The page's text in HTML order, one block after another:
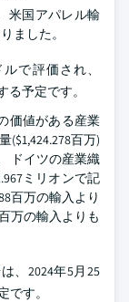
米国アパレル輸
ました。
で評価され、
る予定です。
価値がある産業
百万)
ドイツの産業織
ミリオンで記
百万の輸入より
万の輸入よりも
、2024年5月25
です。